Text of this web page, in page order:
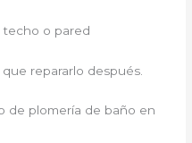
techo o pared
repararlo después.
de plomería de baño en